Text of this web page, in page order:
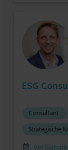
ESG
Consultant
Strategische